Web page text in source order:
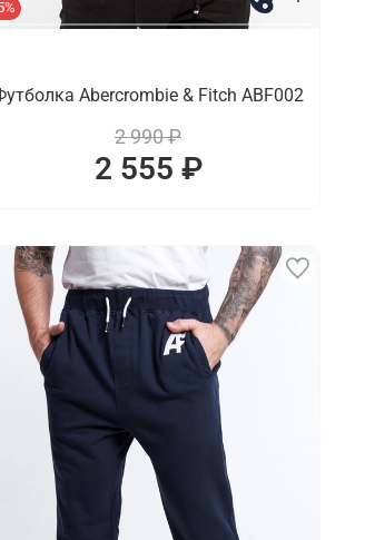
Abercrombie & Fitch ABF002
2 990 ₽
2 555 ₽